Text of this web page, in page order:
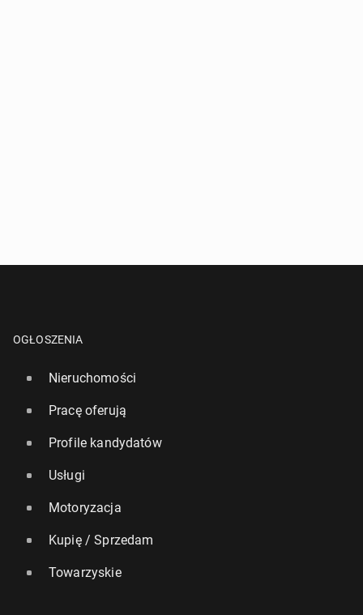
OGŁOSZENIA
Nieruchomości
Pracę oferują
Profile kandydatów
Usługi
Motoryzacja
Kupię / Sprzedam
Towarzyskie